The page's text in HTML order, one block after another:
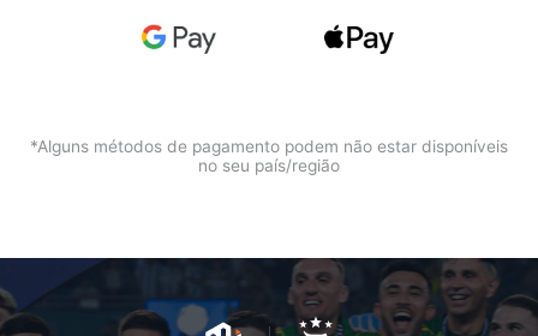
*Alguns métodos de pagamento podem não estar disponíveis
no seu país/região